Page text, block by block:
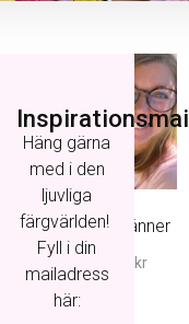
Solskensvänner
1,000.00 kr
Inspirationsmail
Häng gärna
med i den
ljuvliga
färgvärlden!
Fyll i din
mailadress
här: